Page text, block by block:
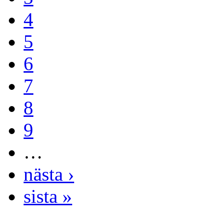
4
5
6
7
8
9
…
nästa ›
sista »